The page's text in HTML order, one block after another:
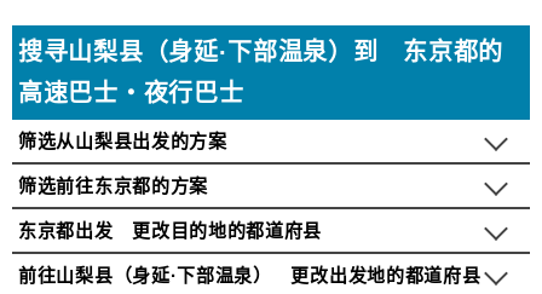
搜寻山梨县（身延·下部温泉）到 东京都的
高速巴士・夜行巴士
筛选从山梨县出发的方案
筛选前往东京都的方案
东京都出发 更改目的地的都道府县
前往山梨县（身延·下部温泉） 更改出发地的都道府县